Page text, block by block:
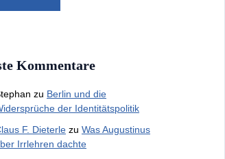
Kommentare
zu Berlin und die
der Identitätspolitik
F. Dieterle zu Was Augustinus
Irrlehren dachte